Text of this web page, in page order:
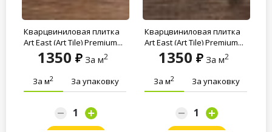
Кварцвиниловая плитка
Art East (Art Tile) Premium...
1350 За м2
За м2 За упаковку
Кварцвиниловая плитка
Art East (Art Tile) Premium...
1350 За м2
За м2 За упаковку